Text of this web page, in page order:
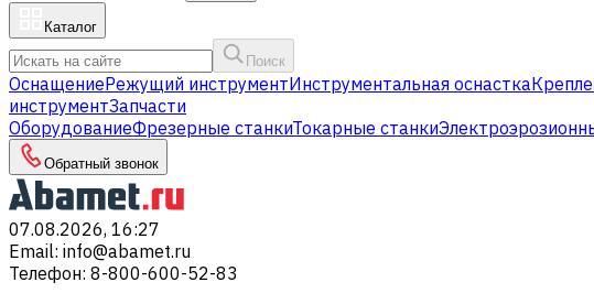
Каталог
Поиск
ОснащениеРежущий инструментИнструментальная оснастка
инструментЗапчасти
ОборудованиеФрезерные станкиТокарные станки
Обратный звонок
07.08.2026, 16:27
Email: info@abamet.ru
Телефон: 8-800-600-52-83